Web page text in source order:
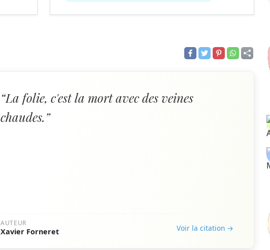
“La folie, c'est la mort avec des veines
chaudes.”
AUTEUR
Xavier Forneret Voir la citation →